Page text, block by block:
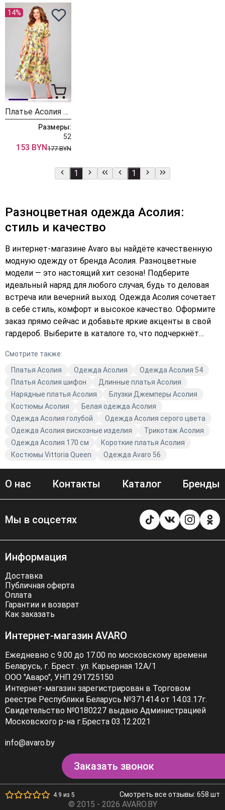
14%
Платье Асолия 2478/7
Размеры:
52
153 BYN177 BYN
1 1
Разноцветная одежда Асолия:
стиль и качество
В интернет-магазине Avaro вы найдёте качественную
модную одежду от бренда Асолия. Разноцветные
модели — это настоящий хит сезона! Подберите
идеальный наряд для любого случая, будь то деловая
встреча или вечерний выход. Одежда Асолия сочетает
в себе стиль, комфорт и высокое качество. Оформите
заказ прямо сейчас и добавьте яркие акценты в свой
гардероб. Выберите в каталоге то, что подчеркнёт
возможность купить модную одежду по выгодной
цене!
Смотрите также:
Платья Асолия
Одежда Асолия
Одежда Асолия 54
Платья Асолия шифон
Длинные платья Асолия
Нарядные платья Асолия
Блузки Джемперы Асолия
Костюмы Асолия
Белая одежда Асолия
Одежда Асолия голубой
Одежда Асолия серого цвета
Одежда Асолия вискозные изделия
Трикотаж Асолия
Одежда Асолия 170 см
Короткие платья Асолия
Костюмы Vittoria Queen
Одежда Avaro 56
О нас Контакты Каталог Бренды
Мы в соцсетях
Информация
Доставка
Публичная оферта
Оплата
Гарантии и возврат
Как заказать
Интернет-магазин AVARO
Ежедневно с 9.00 до 17.00 по московскому времени
Беларусь, г. Брест . ул. Карьерная 12А/1
ООО "Аваро", УНП 291725150
Интернет-магазин зарегистрирован в Торговом
реестре Республики Беларусь №371414 от 14.03.17г.
Свидетельство №0180227 выдано Администрацией
Московского р-на г.Бреста 03.12.2021
info@avaro.by
Заказать звонок
4.9 из 5 Смотреть все отзывы: 658 шт
© 2015 - 2026 AVARO.BY